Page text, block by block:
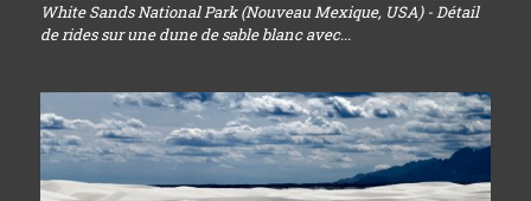
White Sands National Park (Nouveau Mexique, USA) - Détail
de rides sur une dune de sable blanc avec...